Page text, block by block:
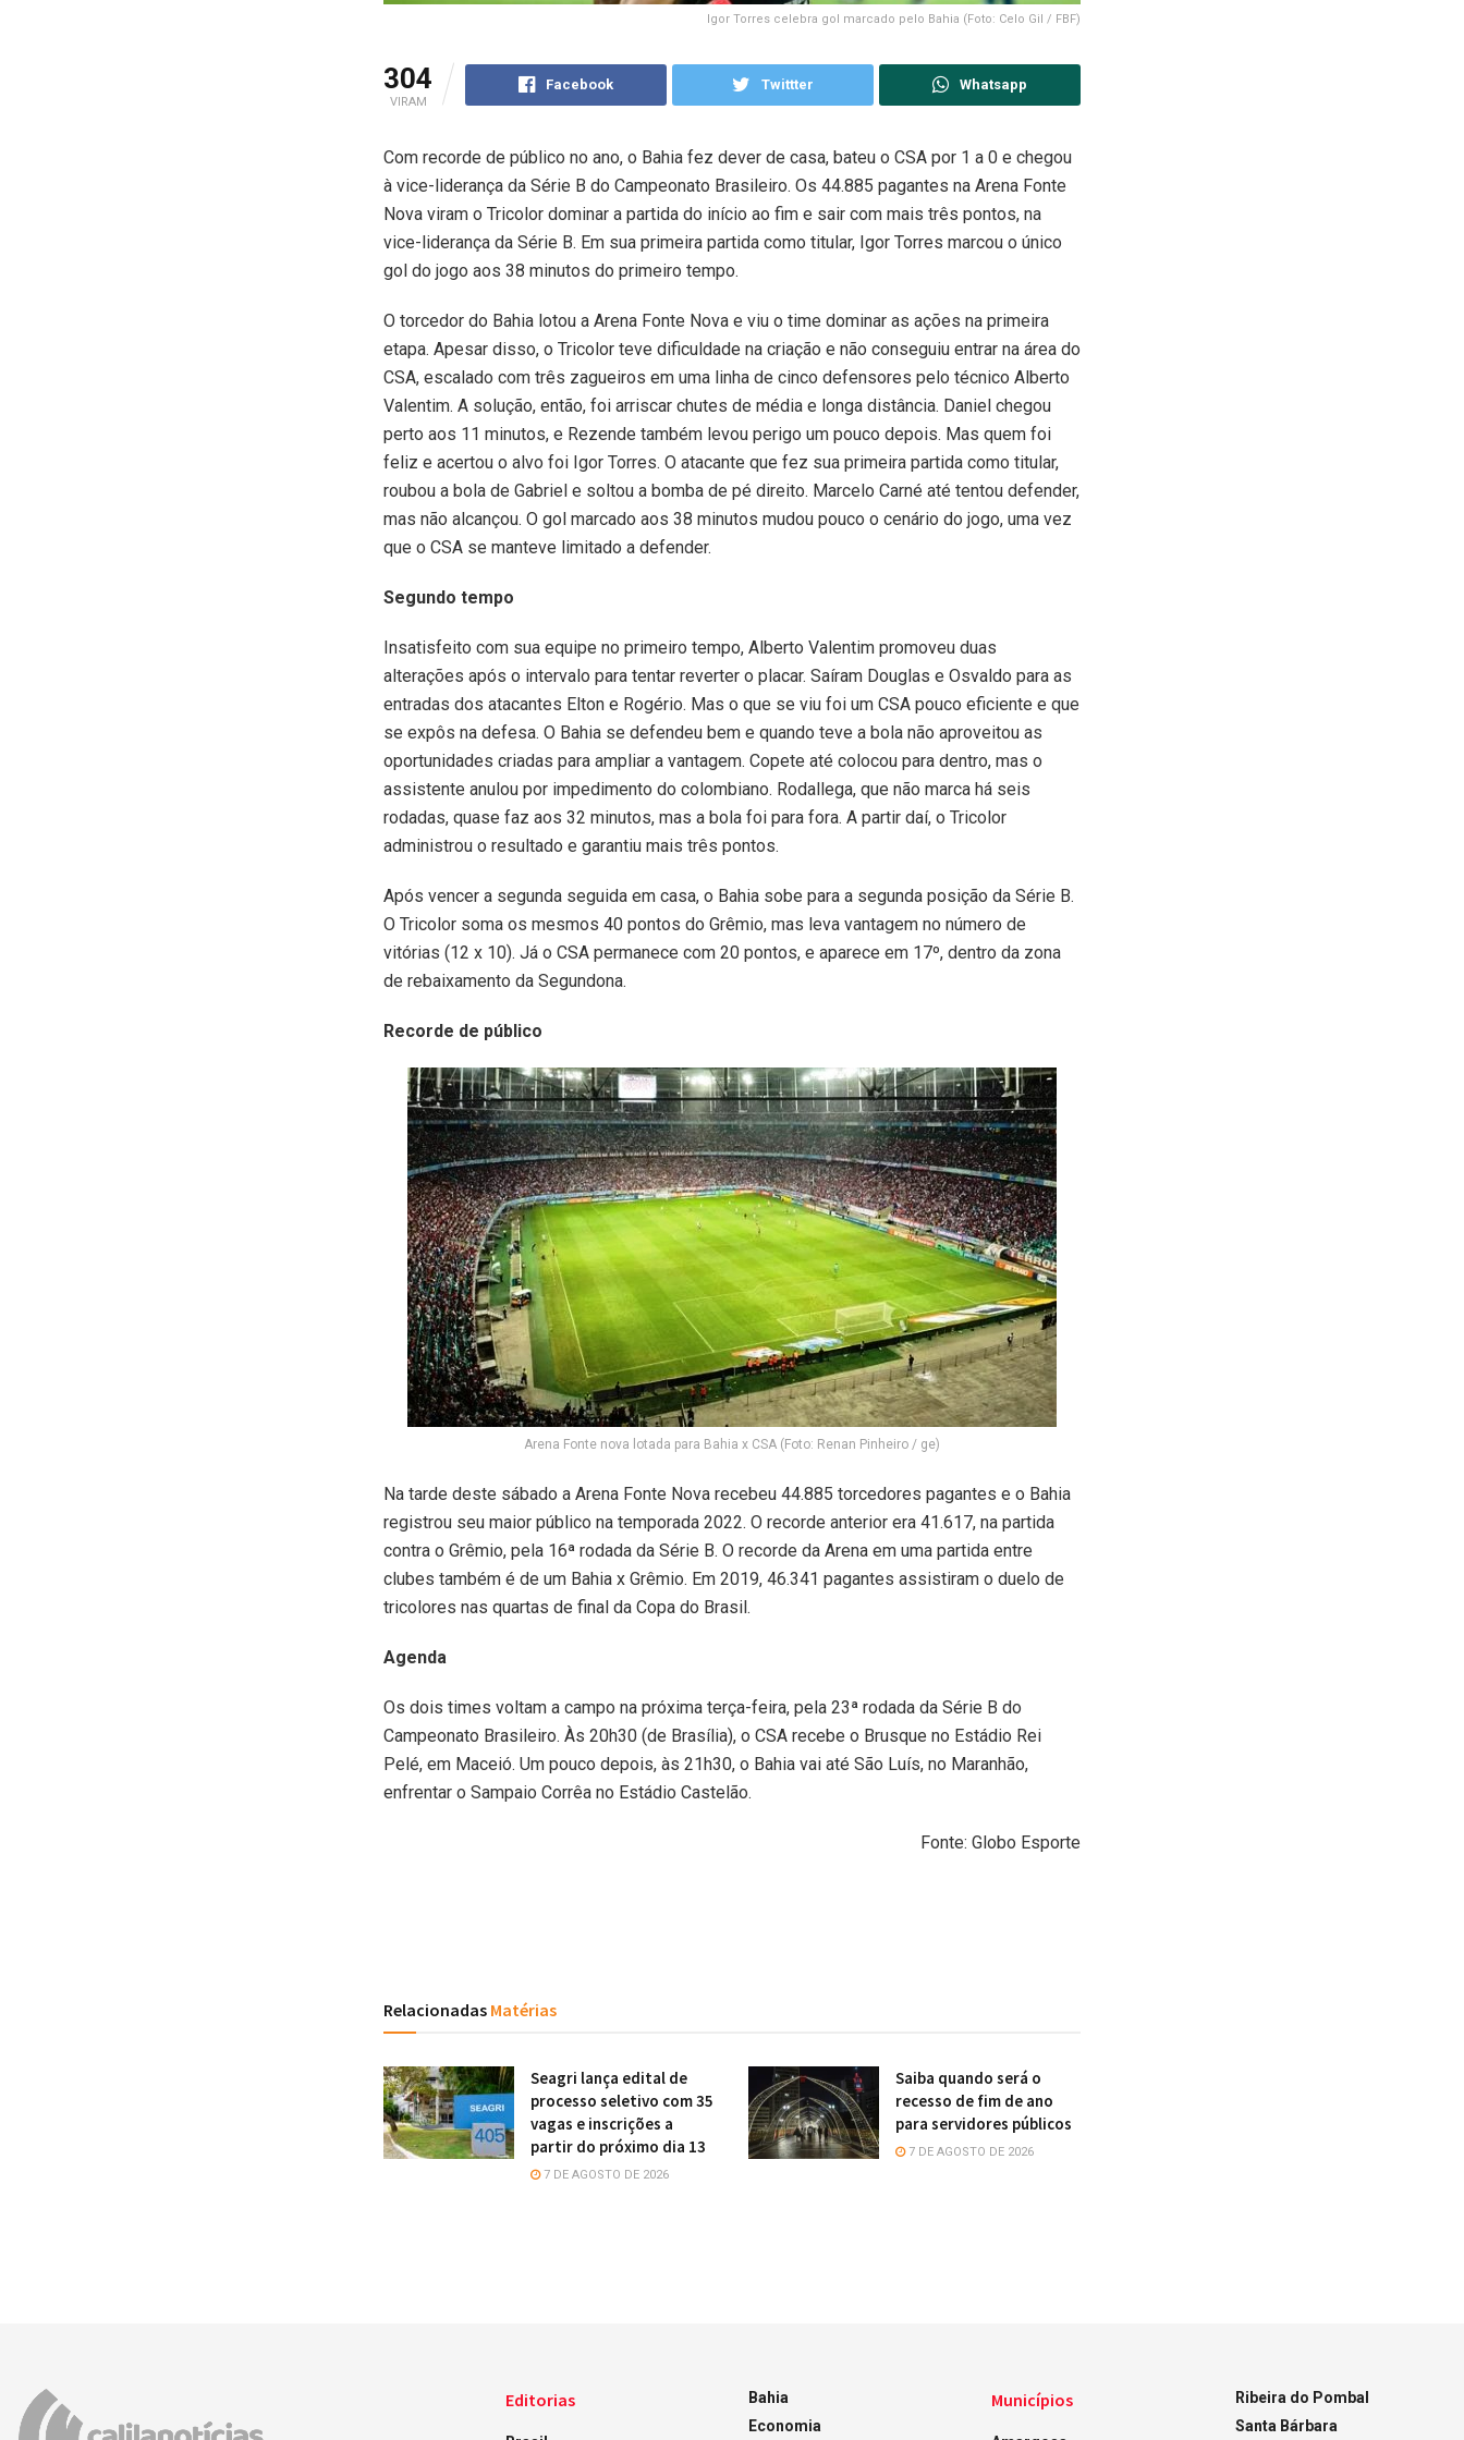
Igor Torres celebra gol marcado pelo Bahia (Foto: Celo Gil / FBF)
304
VIRAM
Facebook Twittter Whatsapp
Com recorde de público no ano, o Bahia fez dever de casa, bateu o CSA por 1 a 0 e chegou
à vice-liderança da Série B do Campeonato Brasileiro. Os 44.885 pagantes na Arena Fonte
Nova viram o Tricolor dominar a partida do início ao fim e sair com mais três pontos, na
vice-liderança da Série B. Em sua primeira partida como titular, Igor Torres marcou o único
gol do jogo aos 38 minutos do primeiro tempo.
O torcedor do Bahia lotou a Arena Fonte Nova e viu o time dominar as ações na primeira
etapa. Apesar disso, o Tricolor teve dificuldade na criação e não conseguiu entrar na área do
CSA, escalado com três zagueiros em uma linha de cinco defensores pelo técnico Alberto
Valentim. A solução, então, foi arriscar chutes de média e longa distância. Daniel chegou
perto aos 11 minutos, e Rezende também levou perigo um pouco depois. Mas quem foi
feliz e acertou o alvo foi Igor Torres. O atacante que fez sua primeira partida como titular,
roubou a bola de Gabriel e soltou a bomba de pé direito. Marcelo Carné até tentou defender,
mas não alcançou. O gol marcado aos 38 minutos mudou pouco o cenário do jogo, uma vez
que o CSA se manteve limitado a defender.
Segundo tempo
Insatisfeito com sua equipe no primeiro tempo, Alberto Valentim promoveu duas
alterações após o intervalo para tentar reverter o placar. Saíram Douglas e Osvaldo para as
entradas dos atacantes Elton e Rogério. Mas o que se viu foi um CSA pouco eficiente e que
se expôs na defesa. O Bahia se defendeu bem e quando teve a bola não aproveitou as
oportunidades criadas para ampliar a vantagem. Copete até colocou para dentro, mas o
assistente anulou por impedimento do colombiano. Rodallega, que não marca há seis
rodadas, quase faz aos 32 minutos, mas a bola foi para fora. A partir daí, o Tricolor
administrou o resultado e garantiu mais três pontos.
Após vencer a segunda seguida em casa, o Bahia sobe para a segunda posição da Série B.
O Tricolor soma os mesmos 40 pontos do Grêmio, mas leva vantagem no número de
vitórias (12 x 10). Já o CSA permanece com 20 pontos, e aparece em 17º, dentro da zona
de rebaixamento da Segundona.
Recorde de público
Arena Fonte nova lotada para Bahia x CSA (Foto: Renan Pinheiro / ge)
Na tarde deste sábado a Arena Fonte Nova recebeu 44.885 torcedores pagantes e o Bahia
registrou seu maior público na temporada 2022. O recorde anterior era 41.617, na partida
contra o Grêmio, pela 16ª rodada da Série B. O recorde da Arena em uma partida entre
clubes também é de um Bahia x Grêmio. Em 2019, 46.341 pagantes assistiram o duelo de
tricolores nas quartas de final da Copa do Brasil.
Agenda
Os dois times voltam a campo na próxima terça-feira, pela 23ª rodada da Série B do
Campeonato Brasileiro. Às 20h30 (de Brasília), o CSA recebe o Brusque no Estádio Rei
Pelé, em Maceió. Um pouco depois, às 21h30, o Bahia vai até São Luís, no Maranhão,
enfrentar o Sampaio Corrêa no Estádio Castelão.
Fonte: Globo Esporte
Relacionadas Matérias
Seagri lança edital de
processo seletivo com 35
vagas e inscrições a
partir do próximo dia 13
7 DE AGOSTO DE 2026
Saiba quando será o
recesso de fim de ano
para servidores públicos
7 DE AGOSTO DE 2026
Editorias
Bahia
Economia
Municípios
Ribeira do Pombal
Santa Bárbara